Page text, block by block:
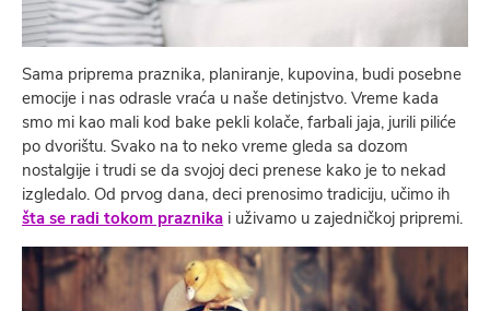
Sama priprema praznika, planiranje, kupovina, budi posebne
emocije i nas odrasle vraća u naše detinjstvo. Vreme kada
smo mi kao mali kod bake pekli kolače, farbali jaja, jurili piliće
po dvorištu. Svako na to neko vreme gleda sa dozom
nostalgije i trudi se da svojoj deci prenese kako je to nekad
izgledalo. Od prvog dana, deci prenosimo tradiciju, učimo ih
šta se radi tokom praznika i uživamo u zajedničkoj pripremi.